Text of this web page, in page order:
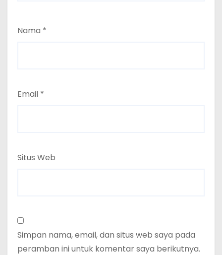
Nama *
Email *
Situs Web
Simpan nama, email, dan situs web saya pada
peramban ini untuk komentar saya berikutnya.